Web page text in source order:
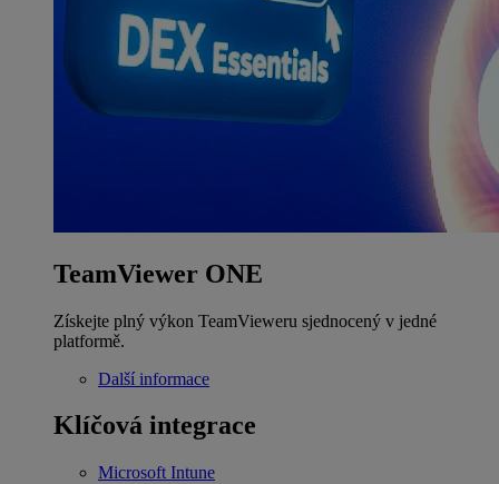
TeamViewer ONE
Získejte plný výkon TeamVieweru sjednocený v jedné
platformě.
Další informace
Klíčová integrace
Microsoft Intune